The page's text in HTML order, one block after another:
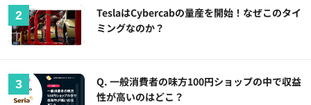
TeslaはCybercabの量産を開始！なぜこのタイ
ミングなのか？
Q. 一般消費者の味方100円ショップの中で収益
性が高いのはどこ？